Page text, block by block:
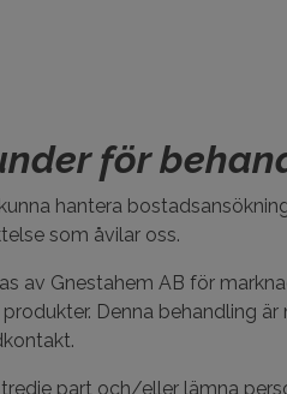
för
hantera
som åvilar oss.
av Gnestahem AB för
Denna behandling
part och/eller lämna